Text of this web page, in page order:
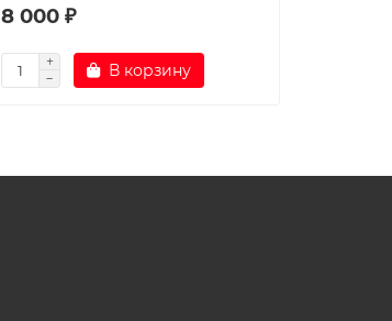
8 000 ₽
В корзину